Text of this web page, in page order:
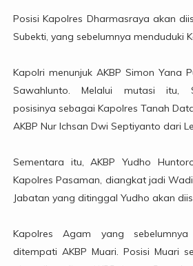
Posisi Kapolres Dharmasraya akan
Subekti, yang sebelumnya menduduki
Kapolri menunjuk AKBP Simon Yana
Sawahlunto. Melalui mutasi itu,
posisinya sebagai Kapolres Tanah
AKBP Nur Ichsan Dwi Septiyanto dari
Sementara itu, AKBP Yudho
Kapolres Pasaman, diangkat jadi
Jabatan yang ditinggal Yudho akan
Kapolres Agam yang
ditempati AKBP Muari. Posisi Muari